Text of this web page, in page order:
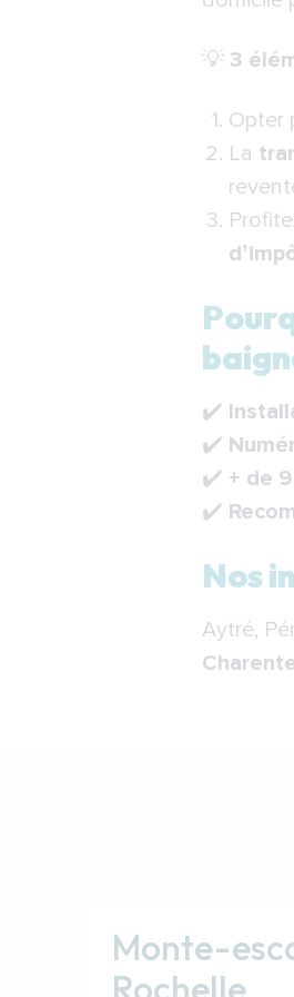
💡 3
Opter
La
✔️
✔️
✔️ + de
✔️
Nos
Aytré,
Monte-
Rochelle